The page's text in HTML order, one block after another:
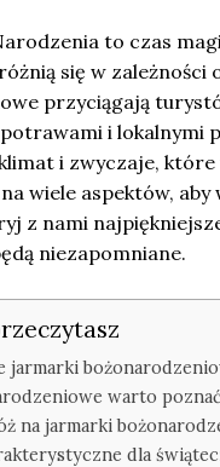
to czas
się w zależności
przyciągają
i lokalnymi
i zwyczaje,
wiele aspektów, aby
z nami
niezapomniane.
jarmarki
warto
na jarmarki
dla